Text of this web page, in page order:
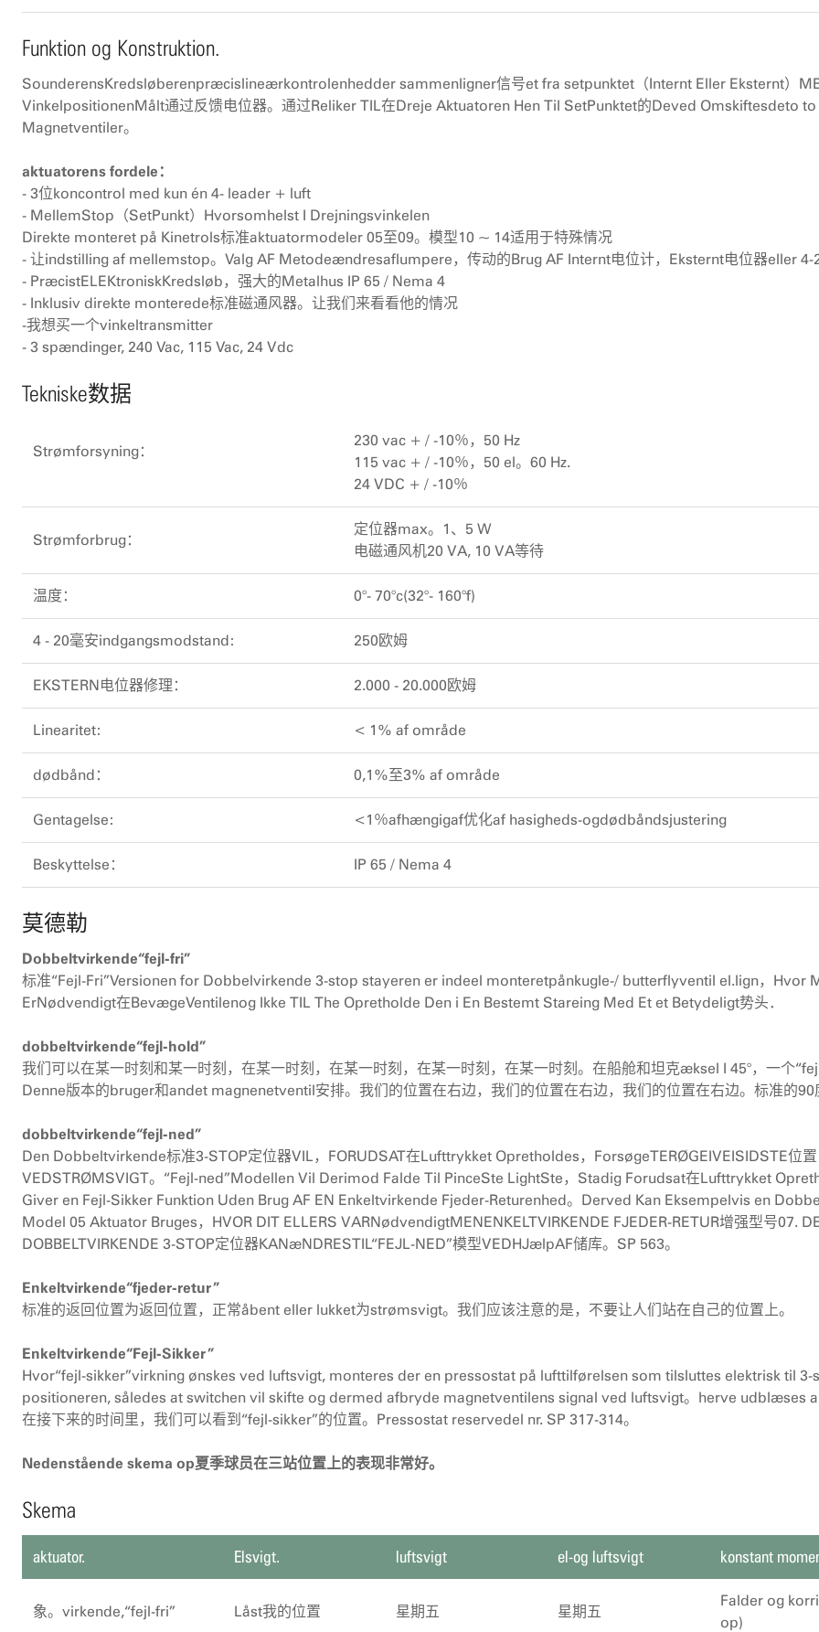
Funktion og Konstruktion.
SounderensKredsløberenpræcislineærkontrolenhedder sammenligner信号et fra setpunktet（Internt Eller Eksternt）
VinkelpositionenMålt通过反馈电位器。通过Reliker TIL在Dreje Aktuatoren Hen Til SetPunktet的Deved Omskiftesdeto to
Magnetventiler。
aktuatorens fordele：
- 3位koncontrol med kun én 4- leader + luft
- MellemStop（SetPunkt）Hvorsomhelst I Drejningsvinkelen
Direkte monteret på Kinetrols标准aktuatormodeler 05至09。模型10 ~ 14适用于特殊情况
- 让indstilling af mellemstop。Valg AF Metodeændresaflumpere，传动的Brug AF Internt电位计，Eksternt电位器eller 4-
- PræcistELEKtroniskKredsløb，强大的Metalhus IP 65 / Nema 4
- Inklusiv direkte monterede标准磁通风器。让我们来看看他的情况
-我想买一个vinkeltransmitter
- 3 spændinger, 240 Vac, 115 Vac, 24 Vdc
Tekniske数据
Strømforsyning：
230 vac + / -10％，50 Hz
115 vac + / -10％，50 el。60 Hz.
24 VDC + / -10％
Strømforbrug：
定位器max。1、5 W
电磁通风机20 VA, 10 VA等待
温度： 0°- 70°c(32°- 160°f)
4 - 20毫安indgangsmodstand: 250欧姆
EKSTERN电位器修理： 2.000 - 20.000欧姆
Linearitet: < 1% af område
dødbånd： 0,1%至3% af område
Gentagelse: <1％afhængigaf优化af hasigheds-ogdødbåndsjustering
Beskyttelse： IP 65 / Nema 4
莫德勒
Dobbeltvirkende“fejl-fri”
标准“Fejl-Fri”Versionen for Dobbelvirkende 3-stop stayeren er indeel monteretpånkugle-/ butterflyventil el.lign，Hvor
ErNødvendigt在BevægeVentilenog Ikke TIL The Opretholde Den i En Bestemt Stareing Med Et et Betydeligt势头．
dobbeltvirkende“fejl-hold”
我们可以在某一时刻和某一时刻，在某一时刻，在某一时刻，在某一时刻，在某一时刻。在船舱和坦克æksel I 45°，一个
Denne版本的bruger和andet magnenetventil安排。我们的位置在右边，我们的位置在右边，我们的位置在右边。标准的90
dobbeltvirkende“fejl-ned”
Den Dobbeltvirkende标准3-STOP定位器VIL，FORUDSAT在Lufttrykket Opretholdes，ForsøgeTERØGEIVEISIDSTE位置
VEDSTRØMSVIGT。“Fejl-ned”Modellen Vil Derimod Falde Til PinceSte LightSte，Stadig Forudsat在Lufttrykket
Giver en Fejl-Sikker Funktion Uden Brug AF EN Enkeltvirkende Fjeder-Returenhed。Derved Kan Eksempelvis en
Model 05 Aktuator Bruges，HVOR DIT ELLERS VARNødvendigtMENENKELTVIRKENDE FJEDER-RETUR增强型号07.
DOBBELTVIRKENDE 3-STOP定位器KANæNDRESTIL“FEJL-NED”模型VEDHJælpAF储库。SP 563。
Enkeltvirkende“fjeder-retur”
标准的返回位置为返回位置，正常åbent eller lukket为strømsvigt。我们应该注意的是，不要让人们站在自己的位置上。
Enkeltvirkende“Fejl-Sikker”
Hvor“fejl-sikker”virkning ønskes ved luftsvigt, monteres der en pressostat på lufttilførelsen som tilsluttes elektrisk til 3-
positioneren, således at switchen vil skifte og dermed afbryde magnetventilens signal ved luftsvigt。herve udblæses
在接下来的时间里，我们可以看到“fejl-sikker”的位置。Pressostat reservedel nr. SP 317-314。
Nedenstående skema op夏季球员在三站位置上的表现非常好。
Skema
aktuator. Elsvigt. luftsvigt el-og luftsvigt konstant
象。virkende,“fejl-fri” Låst我的位置 星期五 星期五
Falder og
op)